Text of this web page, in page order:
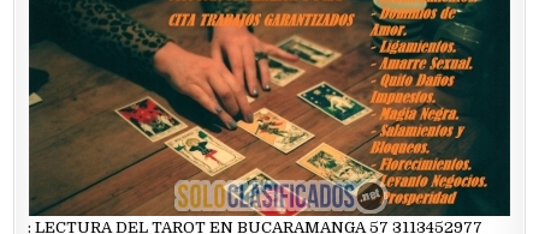
: LECTURA DEL TAROT EN BUCARAMANGA 57 3113452977